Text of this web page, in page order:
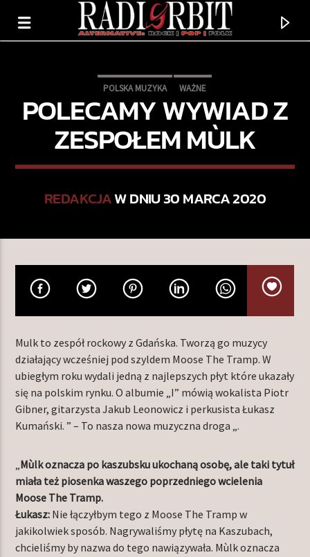
HOTEL PLAZA
SHANE.
TERAZ W RAMÓWCE
CENTRUM WYNALAZKÓW
20:00 22:00
NA MOJEJ ORBICIE
22:00 24:00
POLSKA MUZYKA WAŻNE
POLECAMY WYWIAD Z
ZESPOŁEM MÙLK
REDAKCJAW DNIU 30 MARCA 2020
Mulk to zespół rockowy z Gdańska. Tworzą go muzycy
działający wcześniej pod szyldem Moose The Tramp. W
ubiegłym roku wydali jedną z najlepszych płyt które ukazały
się na polskim rynku. O albumie „I” mówią wokalista Piotr
Gibner, gitarzysta Jakub Leonowicz i perkusista Łukasz
Kumański. ” – To nasza nowa muzyczna droga „.
Mùlk oznacza po kaszubsku ukochaną osobę, ale taki tytuł
miała też piosenka waszego poprzedniego wcielenia
Moose The Tramp.
Łukasz: Nie łączyłbym tego z Moose The Tramp w
jakikolwiek sposób. Nagrywaliśmy płytę na Kaszubach,
chcieliśmy by nazwa do tego nawiązywała. Mùlk oznacza